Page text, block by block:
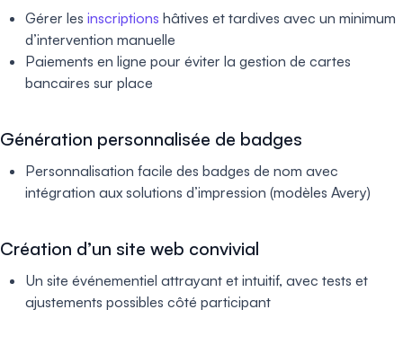
Gérer les inscriptions hâtives et tardives avec un minimum
d’intervention manuelle
Paiements en ligne pour éviter la gestion de cartes
bancaires sur place
Génération personnalisée de badges
Personnalisation facile des badges de nom avec
intégration aux solutions d’impression (modèles Avery)
Création d’un site web convivial
Un site événementiel attrayant et intuitif, avec tests et
ajustements possibles côté participant